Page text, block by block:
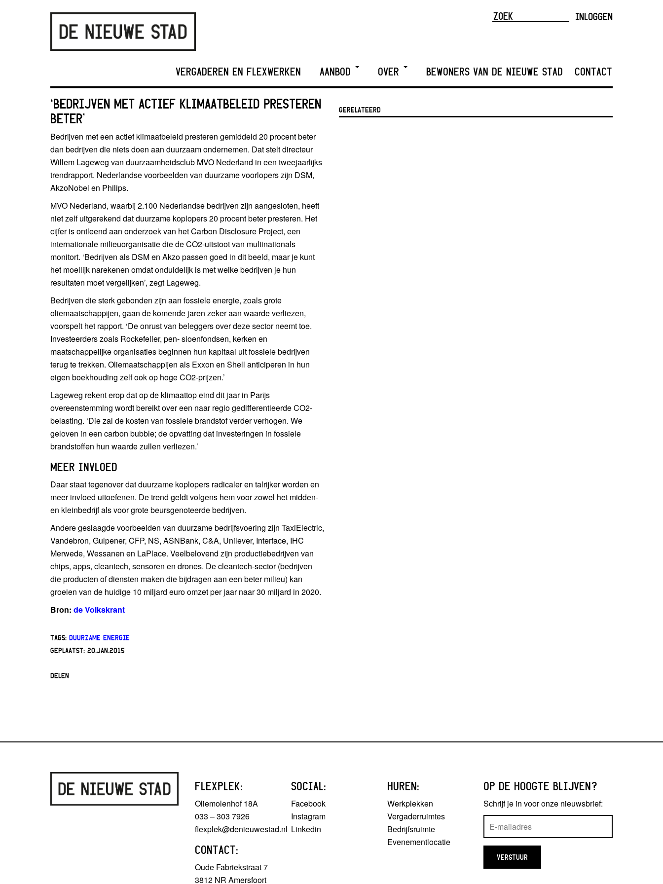
INLOGGEN
VERGADEREN EN FLEXWERKEN AANBOD OVER BEWONERS VAN DE NIEUWE STAD CONTACT
‘BEDRIJVEN MET ACTIEF KLIMAATBELEID PRESTEREN
BETER’
Bedrijven met een actief klimaatbeleid presteren gemiddeld 20 procent beter
dan bedrijven die niets doen aan duurzaam ondernemen. Dat stelt directeur
Willem Lageweg van duurzaamheidsclub MVO Nederland in een tweejaarlijks
trendrapport. Nederlandse voorbeelden van duurzame voorlopers zijn DSM,
AkzoNobel en Philips.
MVO Nederland, waarbij 2.100 Nederlandse bedrijven zijn aangesloten, heeft
niet zelf uitgerekend dat duurzame koplopers 20 procent beter presteren. Het
cijfer is ontleend aan onderzoek van het Carbon Disclosure Project, een
internationale milieuorganisatie die de CO2-uitstoot van multinationals
monitort. ‘Bedrijven als DSM en Akzo passen goed in dit beeld, maar je kunt
het moeilijk narekenen omdat onduidelijk is met welke bedrijven je hun
resultaten moet vergelijken’, zegt Lageweg.
Bedrijven die sterk gebonden zijn aan fossiele energie, zoals grote
oliemaatschappijen, gaan de komende jaren zeker aan waarde verliezen,
voorspelt het rapport. ‘De onrust van beleggers over deze sector neemt toe.
Investeerders zoals Rockefeller, pen- sioenfondsen, kerken en
maatschappelijke organisaties beginnen hun kapitaal uit fossiele bedrijven
terug te trekken. Oliemaatschappijen als Exxon en Shell anticiperen in hun
eigen boekhouding zelf ook op hoge CO2-prijzen.’
Lageweg rekent erop dat op de klimaattop eind dit jaar in Parijs
overeenstemming wordt bereikt over een naar regio gedifferentieerde CO2-
belasting. ‘Die zal de kosten van fossiele brandstof verder verhogen. We
geloven in een carbon bubble; de opvatting dat investeringen in fossiele
brandstoffen hun waarde zullen verliezen.’
MEER INVLOED
Daar staat tegenover dat duurzame koplopers radicaler en talrijker worden en
meer invloed uitoefenen. De trend geldt volgens hem voor zowel het midden-
en kleinbedrijf als voor grote beursgenoteerde bedrijven.
Andere geslaagde voorbeelden van duurzame bedrijfsvoering zijn TaxiElectric,
Vandebron, Gulpener, CFP, NS, ASNBank, C&A, Unilever, Interface, IHC
Merwede, Wessanen en LaPlace. Veelbelovend zijn productiebedrijven van
chips, apps, cleantech, sensoren en drones. De cleantech-sector (bedrijven
die producten of diensten maken die bijdragen aan een beter milieu) kan
groeien van de huidige 10 miljard euro omzet per jaar naar 30 miljard in 2020.
Bron: de Volkskrant
TAGS: DUURZAME ENERGIE
GEPLAATST: 20.JAN.2015
DELEN
GERELATEERD
FLEXPLEK:
Oliemolenhof 18A
033 – 303 7926
flexplek@denieuwestad.nl
CONTACT:
Oude Fabriekstraat 7
3812 NR Amersfoort
SOCIAL:
Facebook
Instagram
Linkedin
HUREN:
Werkplekken
Vergaderruimtes
Bedrijfsruimte
Evenementlocatie
OP DE HOOGTE BLIJVEN?
Schrijf je in voor onze nieuwsbrief: